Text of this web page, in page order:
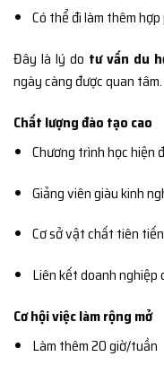
Có thể đi làm thêm
Đây là lý do tư vấn du
ngày càng được quan tâm.
Chất lượng đào tạo cao
Chương trình học hiện
Giảng viên giàu kinh
Cơ sở vật chất tiên tiến
Liên kết doanh nghiệp
Cơ hội việc làm rộng mở
Làm thêm 20 giờ/tuần